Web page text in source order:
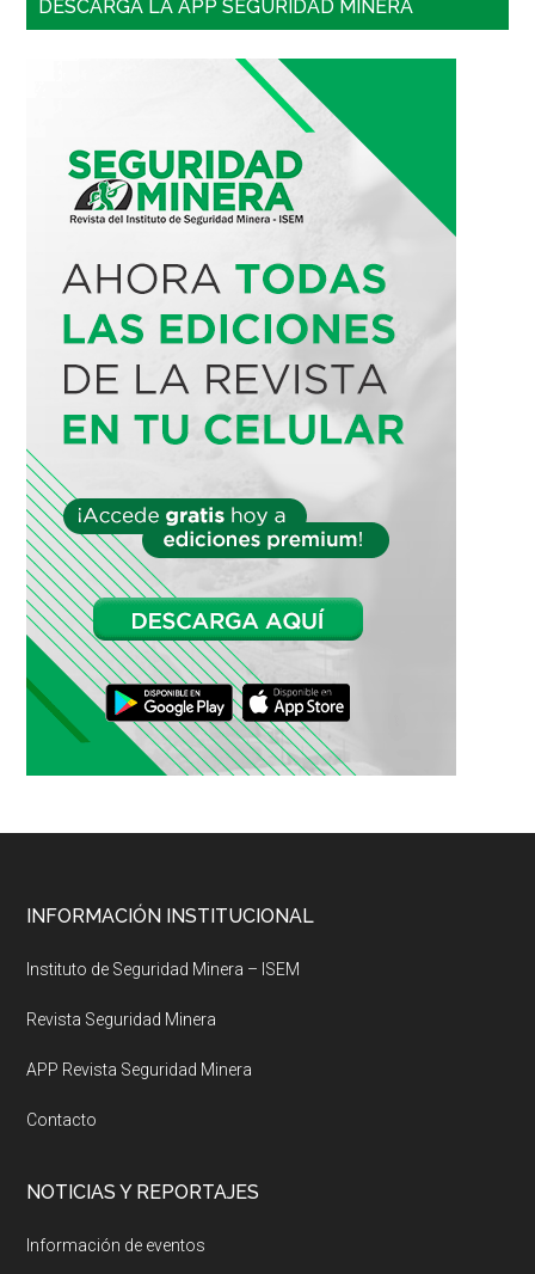
DESCARGA LA APP SEGURIDAD MINERA
Footer
INFORMACIÓN INSTITUCIONAL
Instituto de Seguridad Minera – ISEM
Revista Seguridad Minera
APP Revista Seguridad Minera
Contacto
NOTICIAS Y REPORTAJES
Información de eventos